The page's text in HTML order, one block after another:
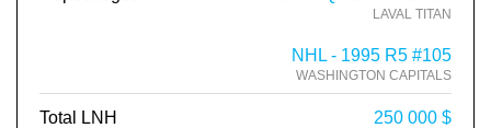
LAVAL TITAN
NHL - 1995 R5 #105
WASHINGTON CAPITALS
Total LNH 250 000 $